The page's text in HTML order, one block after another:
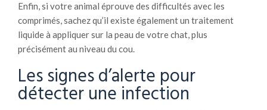
Enfin, si votre animal éprouve des difficultés avec les
comprimés, sachez qu’il existe également un traitement
liquide à appliquer sur la peau de votre chat, plus
précisément au niveau du cou.
Les signes d’alerte pour
détecter une infection